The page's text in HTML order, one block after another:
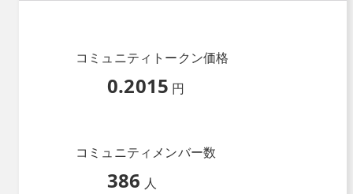
コミュニティトークン価格
0.2015 円
コミュニティメンバー数
386 人